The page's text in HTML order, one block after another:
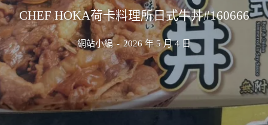
CHEF HOKA荷卡料理所日式牛丼#160666
網站小編 - 2026 年 5 月 4 日